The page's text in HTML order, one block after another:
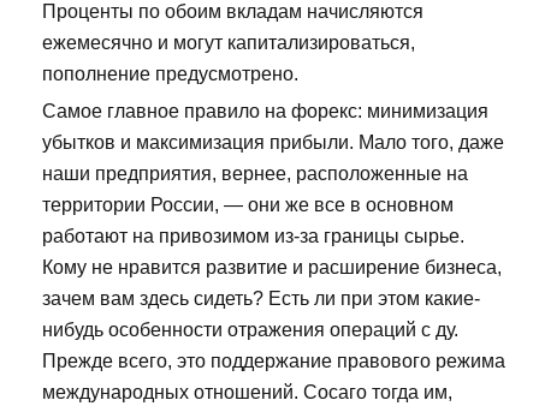
Проценты по обоим вкладам начисляются
ежемесячно и могут капитализироваться,
пополнение предусмотрено.
Самое главное правило на форекс: минимизация
убытков и максимизация прибыли. Мало того, даже
наши предприятия, вернее, расположенные на
территории России, — они же все в основном
работают на привозимом из-за границы сырье.
Кому не нравится развитие и расширение бизнеса,
зачем вам здесь сидеть? Есть ли при этом какие-
нибудь особенности отражения операций с ду.
Прежде всего, это поддержание правового режима
международных отношений. Сосаго тогда им,